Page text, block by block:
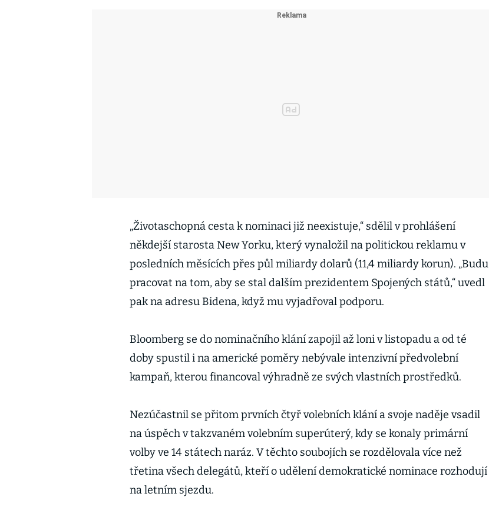
„Životaschopná cesta k nominaci již neexistuje,“ sdělil v prohlášení
někdejší starosta New Yorku, který vynaložil na politickou reklamu v
posledních měsících přes půl miliardy dolarů (11,4 miliardy korun). „Budu
pracovat na tom, aby se stal dalším prezidentem Spojených států,“ uvedl
pak na adresu Bidena, když mu vyjadřoval podporu.
Bloomberg se do nominačního klání zapojil až loni v listopadu a od té
doby spustil i na americké poměry nebývale intenzivní předvolební
kampaň, kterou financoval výhradně ze svých vlastních prostředků.
Nezúčastnil se přitom prvních čtyř volebních klání a svoje naděje vsadil
na úspěch v takzvaném volebním superúterý, kdy se konaly primární
volby ve 14 státech naráz. V těchto soubojích se rozdělovala více než
třetina všech delegátů, kteří o udělení demokratické nominace rozhodují
na letním sjezdu.